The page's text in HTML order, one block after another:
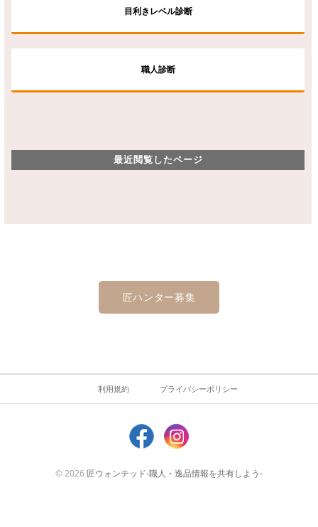
目利きレベル診断
職人診断
最近閲覧したページ
匠ハンター募集
利用規約 プライバシーポリシー
© 2026 匠ウォンテッド-職人・逸品情報を共有しよう-